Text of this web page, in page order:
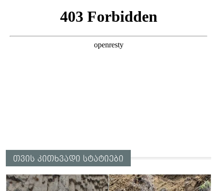
თვის კითხვადი სტატიები